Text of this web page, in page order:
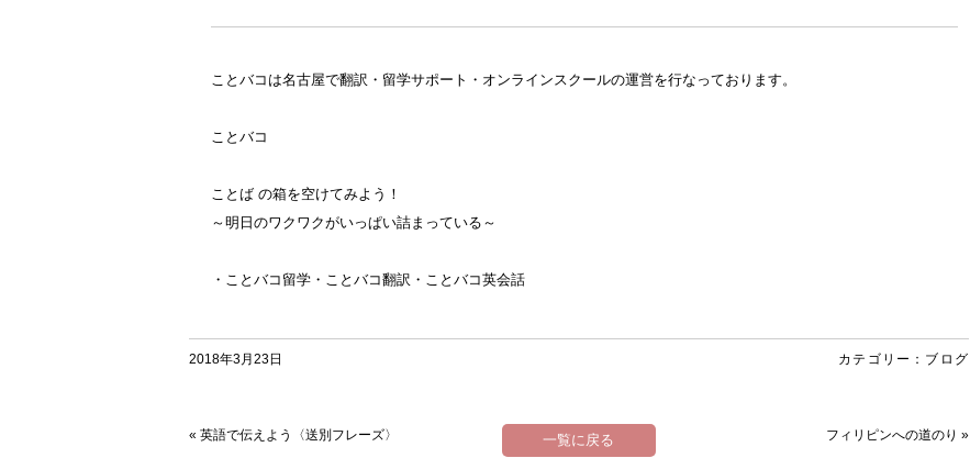
ことバコは名古屋で翻訳・留学サポート・オンラインスクールの運営を行なっております。
ことバコ
ことば の箱を空けてみよう！
～明日のワクワクがいっぱい詰まっている～
・ことバコ留学・ことバコ翻訳・ことバコ英会話
カテゴリー： ブログ
2018年3月23日
« 英語で伝えよう〈送別フレーズ〉 一覧に戻る フィリピンへの道のり »